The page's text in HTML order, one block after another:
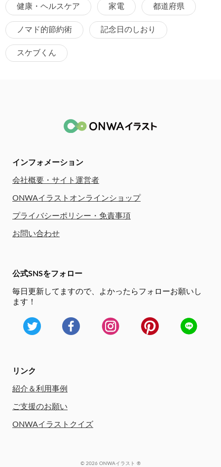
健康・ヘルスケア 家電 都道府県
ノマド的節約術 記念日のしおり
スケブくん
インフォメーション
会社概要・サイト運営者
ONWAイラストオンラインショップ
プライバシーポリシー・免責事項
お問い合わせ
公式SNSをフォロー
毎日更新してますので、
よかったらフォローお願いし
ます！
リンク
紹介＆利用事例
ご支援のお願い
ONWAイラストクイズ
© 2026 ONWAイラスト ®